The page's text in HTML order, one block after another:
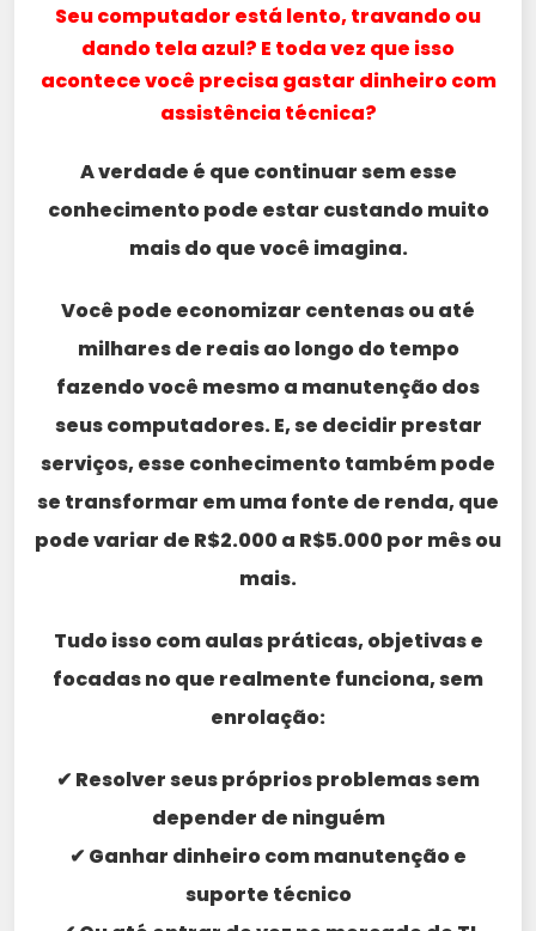
Seu computador está lento, travando ou
dando tela azul? E toda vez que isso
acontece você precisa gastar dinheiro com
assistência técnica?
A verdade é que continuar sem esse
conhecimento pode estar custando muito
mais do que você imagina.
Você pode economizar centenas ou até
milhares de reais ao longo do tempo
fazendo você mesmo a manutenção dos
seus computadores. E, se decidir prestar
serviços, esse conhecimento também pode
se transformar em uma fonte de renda, que
pode variar de R$2.000 a R$5.000 por mês ou
mais.
Tudo isso com aulas práticas, objetivas e
focadas no que realmente funciona, sem
enrolação:
✔ Resolver seus próprios problemas sem
depender de ninguém
✔ Ganhar dinheiro com manutenção e
suporte técnico